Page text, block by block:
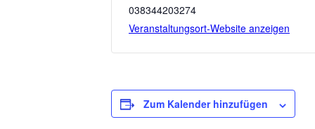
038344203274
Veranstaltungsort-Website anzeigen
Zum Kalender hinzufügen